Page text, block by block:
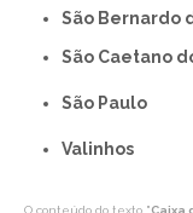
São Bernardo
São Caetano
São Paulo
Valinhos
O conteúdo do texto "Caixa